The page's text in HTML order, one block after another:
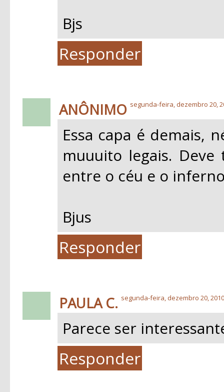
Bjs
Responder
ANÔNIMO segunda-feira, dezembro 20,
Essa capa é demais,
muuuito legais. Deve
entre o céu e o
Bjus
Responder
PAULA C. segunda-feira, dezembro 20, 2010
Parece ser
Responder